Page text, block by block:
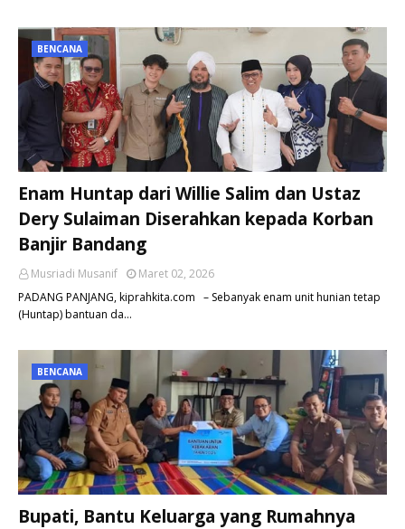
BENCANA
Enam Huntap dari Willie Salim dan Ustaz
Dery Sulaiman Diserahkan kepada Korban
Banjir Bandang
Musriadi Musanif
Maret 02, 2026
PADANG PANJANG, kiprahkita.com – Sebanyak enam unit hunian tetap
(Huntap) bantuan da…
BENCANA
Bupati, Bantu Keluarga yang Rumahnya